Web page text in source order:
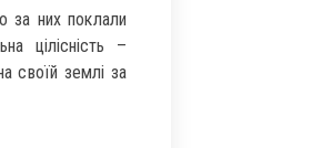
за них поклали
цілісність –
своїй землі за